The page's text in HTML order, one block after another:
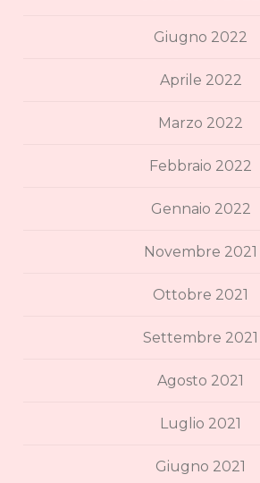
Giugno 2022
Aprile 2022
Marzo 2022
Febbraio 2022
Gennaio 2022
Novembre 2021
Ottobre 2021
Settembre 2021
Agosto 2021
Luglio 2021
Giugno 2021